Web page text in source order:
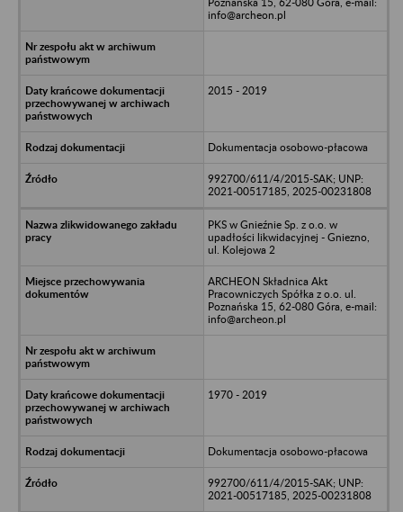
info@archeon.pl
2015 - 2019
Dokumentacja osobowo-płacowa
992700/611/4/2015-SAK; UNP:
2021-00517185, 2025-00231808
PKS w Gnieźnie Sp. z o.o. w
upadłości likwidacyjnej - Gniezno,
ul. Kolejowa 2
ARCHEON Składnica Akt
Pracowniczych Spółka z o.o. ul.
Poznańska 15, 62-080 Góra, e-mail:
info@archeon.pl
1970 - 2019
Dokumentacja osobowo-płacowa
992700/611/4/2015-SAK; UNP:
2021-00517185, 2025-00231808